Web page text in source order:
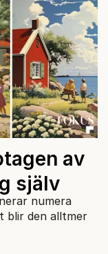
av
själv
numera
blir den alltmer